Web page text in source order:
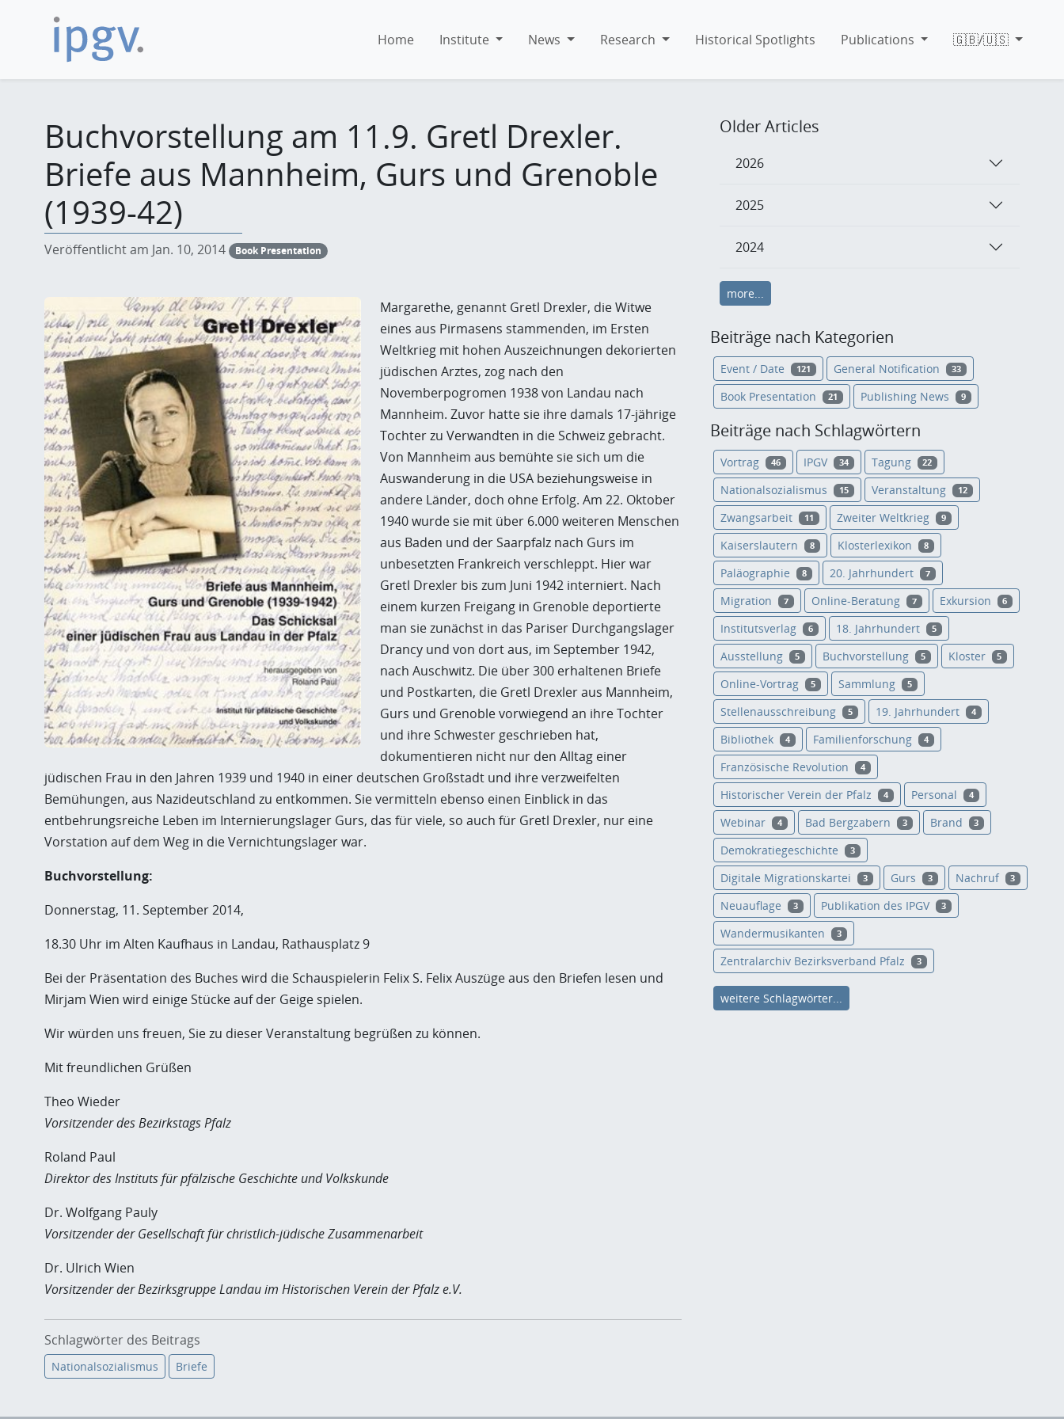
Home Institute News Research Historical Spotlights Publications 🇬🇧/🇺🇸
Buchvorstellung am 11.9. Gretl Drexler.
Briefe aus Mannheim, Gurs und Grenoble
(1939-42)
Veröffentlicht am Jan. 10, 2014 Book Presentation
Margarethe, genannt Gretl Drexler, die Witwe
eines aus Pirmasens stammenden, im Ersten
Weltkrieg mit hohen Auszeichnungen dekorierten
jüdischen Arztes, zog nach den
Novemberpogromen 1938 von Landau nach
Mannheim. Zuvor hatte sie ihre damals 17-jährige
Tochter zu Verwandten in die Schweiz gebracht.
Von Mannheim aus bemühte sie sich um die
Auswanderung in die USA beziehungsweise in
andere Länder, doch ohne Erfolg. Am 22. Oktober
1940 wurde sie mit über 6.000 weiteren Menschen
aus Baden und der Saarpfalz nach Gurs im
unbesetzten Frankreich verschleppt. Hier war
Gretl Drexler bis zum Juni 1942 interniert. Nach
einem kurzen Freigang in Grenoble deportierte
man sie zunächst in das Pariser Durchgangslager
Drancy und von dort aus, im September 1942,
nach Auschwitz. Die über 300 erhaltenen Briefe
und Postkarten, die Gretl Drexler aus Mannheim,
Gurs und Grenoble vorwiegend an ihre Tochter
und ihre Schwester geschrieben hat,
dokumentieren nicht nur den Alltag einer
jüdischen Frau in den Jahren 1939 und 1940 in einer deutschen Großstadt und ihre verzweifelten
Bemühungen, aus Nazideutschland zu entkommen. Sie vermitteln ebenso einen Einblick in das
entbehrungsreiche Leben im Internierungslager Gurs, das für viele, so auch für Gretl Drexler, nur eine
Vorstation auf dem Weg in die Vernichtungslager war.
Buchvorstellung:
Donnerstag, 11. September 2014,
18.30 Uhr im Alten Kaufhaus in Landau, Rathausplatz 9
Bei der Präsentation des Buches wird die Schauspielerin Felix S. Felix Auszüge aus den Briefen lesen und
Mirjam Wien wird einige Stücke auf der Geige spielen.
Wir würden uns freuen, Sie zu dieser Veranstaltung begrüßen zu können.
Mit freundlichen Grüßen
Theo Wieder
Vorsitzender des Bezirkstags Pfalz
Roland Paul
Direktor des Instituts für pfälzische Geschichte und Volkskunde
Dr. Wolfgang Pauly
Vorsitzender der Gesellschaft für christlich-jüdische Zusammenarbeit
Dr. Ulrich Wien
Vorsitzender der Bezirksgruppe Landau im Historischen Verein der Pfalz e.V.
Schlagwörter des Beitrags
Nationalsozialismus Briefe
Older Articles
2026
2025
2024
more...
Beiträge nach Kategorien
Event / Date 121 General Notification 33
Book Presentation 21 Publishing News 9
Beiträge nach Schlagwörtern
Vortrag 46 IPGV 34 Tagung 22
Nationalsozialismus 15 Veranstaltung 12
Zwangsarbeit 11 Zweiter Weltkrieg 9
Kaiserslautern 8 Klosterlexikon 8
Paläographie 8 20. Jahrhundert 7
Migration 7 Online-Beratung 7 Exkursion 6
Institutsverlag 6 18. Jahrhundert 5
Ausstellung 5 Buchvorstellung 5 Kloster 5
Online-Vortrag 5 Sammlung 5
Stellenausschreibung 5 19. Jahrhundert 4
Bibliothek 4 Familienforschung 4
Französische Revolution 4
Historischer Verein der Pfalz 4 Personal 4
Webinar 4 Bad Bergzabern 3 Brand 3
Demokratiegeschichte 3
Digitale Migrationskartei 3 Gurs 3 Nachruf 3
Neuauflage 3 Publikation des IPGV 3
Wandermusikanten 3
Zentralarchiv Bezirksverband Pfalz 3
weitere Schlagwörter...